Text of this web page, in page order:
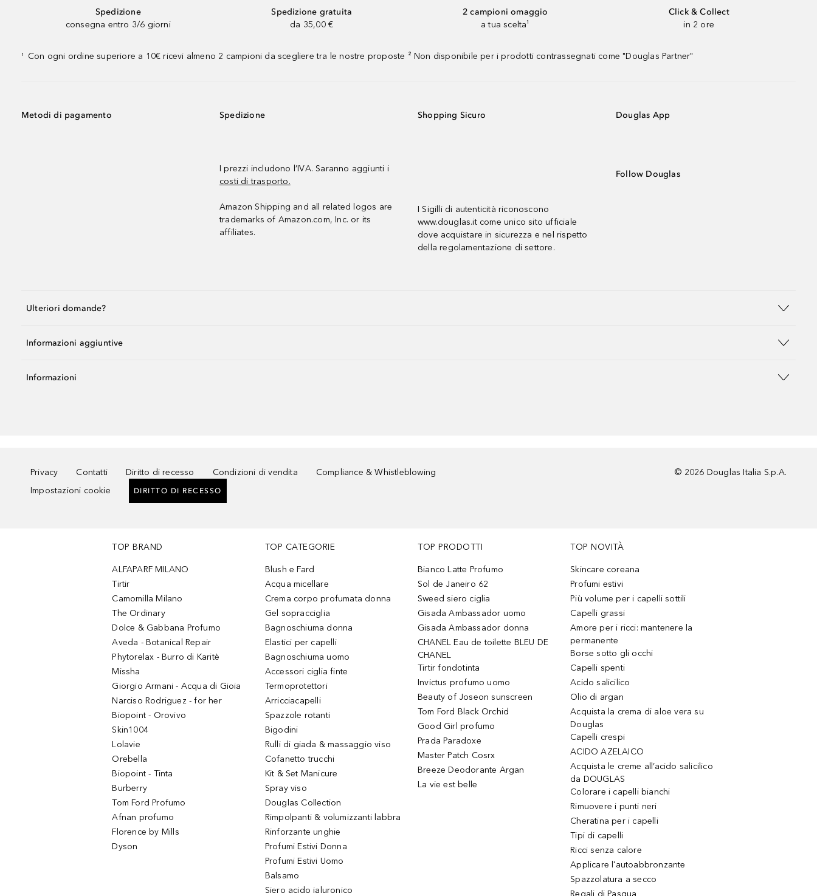
Spedizione
consegna entro 3/6 giorni
Spedizione gratuita
da 35,00 €
2 campioni omaggio
a tua scelta¹
Click & Collect
in 2 ore
¹ Con ogni ordine superiore a 10€ ricevi almeno 2 campioni da scegliere tra le nostre proposte ² Non disponibile per i prodotti contrassegnati come "Douglas Partner"
Metodi di pagamento Spedizione
I prezzi includono l’IVA. Saranno aggiunti i
costi di trasporto.
Amazon Shipping and all related logos are
trademarks of Amazon.com, Inc. or its
affiliates.
Shopping Sicuro
I Sigilli di autenticità riconoscono
www.douglas.it come unico sito ufficiale
dove acquistare in sicurezza e nel rispetto
della regolamentazione di settore.
Douglas App
Follow Douglas
Ulteriori domande?
Informazioni aggiuntive
Informazioni
Privacy Contatti Diritto di recesso Condizioni di vendita
Compliance & Whistleblowing
Impostazioni cookie
DIRITTO DI RECESSO
© 2026 Douglas Italia S.p.A.
TOP BRAND
ALFAPARF MILANO
Tirtir
Camomilla Milano
The Ordinary
Dolce & Gabbana Profumo
Aveda - Botanical Repair
Phytorelax - Burro di Karitè
Missha
Giorgio Armani - Acqua di Gioia
Narciso Rodriguez - for her
Biopoint - Orovivo
Skin1004
Lolavie
Orebella
Biopoint - Tinta
Burberry
Tom Ford Profumo
Afnan profumo
Florence by Mills
Dyson
TOP CATEGORIE
Blush e Fard
Acqua micellare
Crema corpo profumata donna
Gel sopracciglia
Bagnoschiuma donna
Elastici per capelli
Bagnoschiuma uomo
Accessori ciglia finte
Termoprotettori
Arricciacapelli
Spazzole rotanti
Bigodini
Rulli di giada & massaggio viso
Cofanetto trucchi
Kit & Set Manicure
Spray viso
Douglas Collection
Rimpolpanti & volumizzanti labbra
Rinforzante unghie
Profumi Estivi Donna
Profumi Estivi Uomo
Balsamo
Siero acido ialuronico
TOP PRODOTTI
Bianco Latte Profumo
Sol de Janeiro 62
Sweed siero ciglia
Gisada Ambassador uomo
Gisada Ambassador donna
CHANEL Eau de toilette BLEU DE
CHANEL
Tirtir fondotinta
Invictus profumo uomo
Beauty of Joseon sunscreen
Tom Ford Black Orchid
Good Girl profumo
Prada Paradoxe
Master Patch Cosrx
Breeze Deodorante Argan
La vie est belle
TOP NOVITÀ
Skincare coreana
Profumi estivi
Più volume per i capelli sottili
Capelli grassi
Amore per i ricci: mantenere la
permanente
Borse sotto gli occhi
Capelli spenti
Acido salicilico
Olio di argan
Acquista la crema di aloe vera su
Douglas
Capelli crespi
ACIDO AZELAICO
Acquista le creme all’acido salicilico
da DOUGLAS
Colorare i capelli bianchi
Rimuovere i punti neri
Cheratina per i capelli
Tipi di capelli
Ricci senza calore
Applicare l'autoabbronzante
Spazzolatura a secco
Regali di Pasqua